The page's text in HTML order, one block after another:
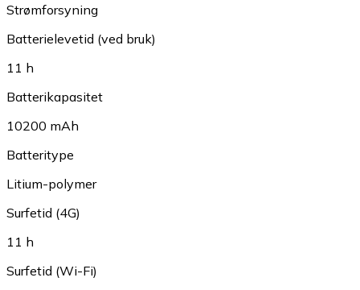
Strømforsyning
Batterielevetid (ved bruk)
11 h
Batterikapasitet
10200 mAh
Batteritype
Litium-polymer
Surfetid (4G)
11 h
Surfetid (Wi-Fi)